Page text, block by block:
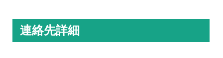
連絡先詳細